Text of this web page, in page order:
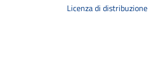
Licenza di distribuzione